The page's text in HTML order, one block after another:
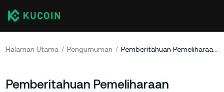
Halaman Utama Pengumuman Pemberitahuan Pemeliharaan Peningkatan Sistem Pembayaran QR Ph
Pemberitahuan Pemeliharaan